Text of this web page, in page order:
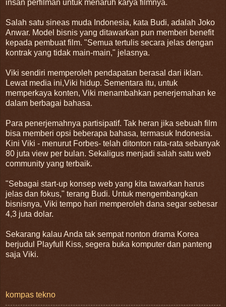
insan perfilman untuk menaruh karya filmnya.
Salah satu sineas muda Indonesia, kata Budi, adalah Joko
Anwar. Model bisnis yang ditawarkan pun memberi benefit
kepada pembuat film. "Semua tertulis secara jelas dengan
kontrak yang tidak main-main," jelasnya.
Viki sendiri memperoleh pendapatan berasal dari iklan.
Lewat media ini,Viki hidup. Sementara itu, untuk
memperkaya konten, Viki menambahkan penerjemahan ke
dalam berbagai bahasa.
Para penerjemahnya partisipatif. Tak heran jika sebuah film
bisa memberi opsi beberapa bahasa, termasuk Indonesia.
Kini Viki - menurut Forbes- telah ditonton rata-rata sebanyak
80 juta view per bulan. Sekaligus menjadi salah satu web
community yang terbaik.
"Sebagai start-up konsep web yang kita tawarkan harus
jelas dan fokus," terang Budi. Untuk mengembangkan
bisnisnya, Viki tempo hari memperoleh dana segar sebesar
4,3 juta dolar.
Sekarang kalau Anda tak sempat nonton drama Korea
berjudul Playfull Kiss, segera buka komputer dan panteng
saja Viki.
kompas tekno